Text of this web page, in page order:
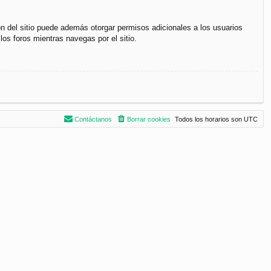
sitio puede además otorgar permisos adicionales a los usuarios
foros mientras navegas por el sitio.
Todos los horarios son UTC
Borrar cookies
Contáctanos